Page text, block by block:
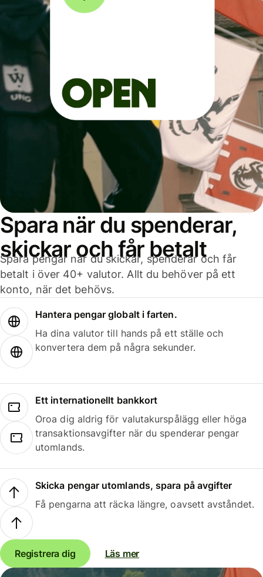
Spara när du spenderar,
skickar och får betalt
Spara pengar när du skickar, spenderar och får
betalt i över 40+ valutor. Allt du behöver på ett
konto, när det behövs.
Hantera pengar globalt i farten.
Ha dina valutor till hands på ett ställe och
konvertera dem på några sekunder.
Ett internationellt bankkort
Oroa dig aldrig för valutakurspålägg eller höga
transaktionsavgifter när du spenderar pengar
utomlands.
Skicka pengar utomlands, spara på avgifter
Få pengarna att räcka längre, oavsett avståndet.
Registrera dig Läs mer